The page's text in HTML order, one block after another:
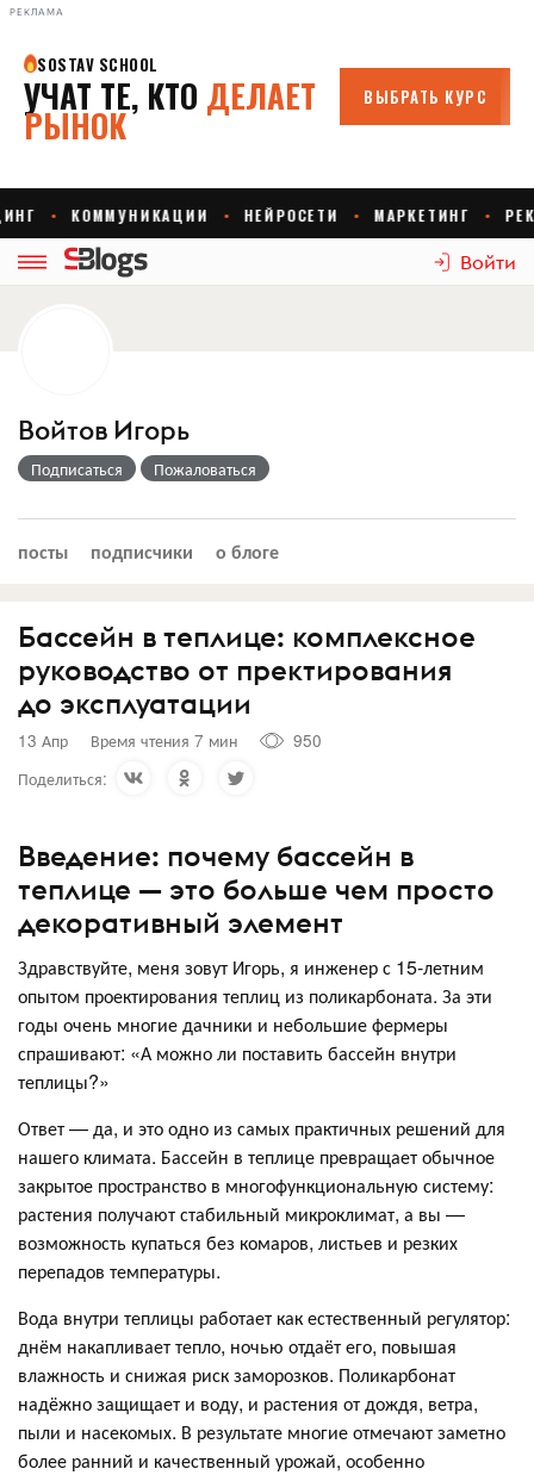
РЕКЛАМА
Войти
Войтов Игорь
Подписаться Пожаловаться
посты подписчики о блоге
Бассейн в теплице: комплексное
руководство от пректирования
до эксплуатации
13 Апр Время чтения 7 мин
950
Поделиться:
Введение: почему бассейн в
теплице — это больше чем просто
декоративный элемент
Здравствуйте, меня зовут Игорь, я инженер с 15-летним
опытом проектирования теплиц из поликарбоната. За эти
годы очень многие дачники и небольшие фермеры
спрашивают: «А можно ли поставить бассейн внутри
теплицы?»
Ответ — да, и это одно из самых практичных решений для
нашего климата. Бассейн в теплице превращает обычное
закрытое пространство в многофункциональную систему:
растения получают стабильный микроклимат, а вы —
возможность купаться без комаров, листьев и резких
перепадов температуры.
Вода внутри теплицы работает как естественный регулятор:
днём накапливает тепло, ночью отдаёт его, повышая
влажность и снижая риск заморозков. Поликарбонат
надёжно защищает и воду, и растения от дождя, ветра,
пыли и насекомых. В результате многие отмечают заметно
более ранний и качественный урожай, особенно